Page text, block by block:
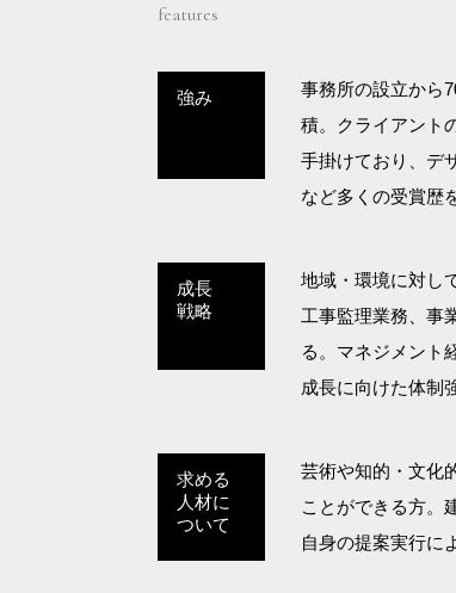
features
強み
事務所の設立から
積。クライアント
手掛けており、デ
など多くの受賞歴
成長
戦略
地域・環境に対し
工事監理業務、事
る。マネジメント
成長に向けた体制
求める
人材に
ついて
芸術や知的・文化
ことができる方。
自身の提案実行に